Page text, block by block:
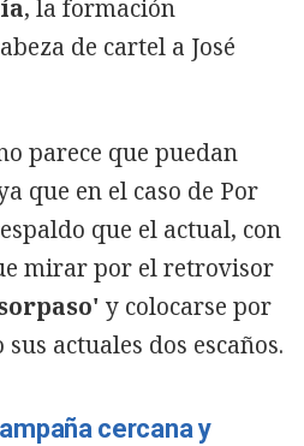
, la formación
de cartel a José
parece que puedan
que en el caso de Por
que el actual, con
mirar por el retrovisor
y colocarse por
actuales dos escaños.
cercana y